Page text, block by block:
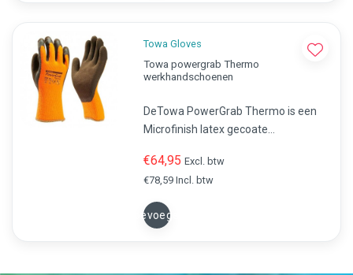
Towa Gloves
Towa powergrab Thermo
werkhandschoenen
DeTowa PowerGrab Thermo is een
Microfinish latex gecoate
naadloos gebreide
binnenhandschoen van acryl is hij
uitermate geschikt voor
werkzaamheden in koude
€64,95 Excl. btw
€78,59 Incl. btw
Toevoegen